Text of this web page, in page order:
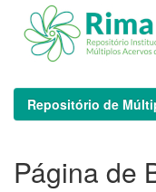
Repositório de
Página de